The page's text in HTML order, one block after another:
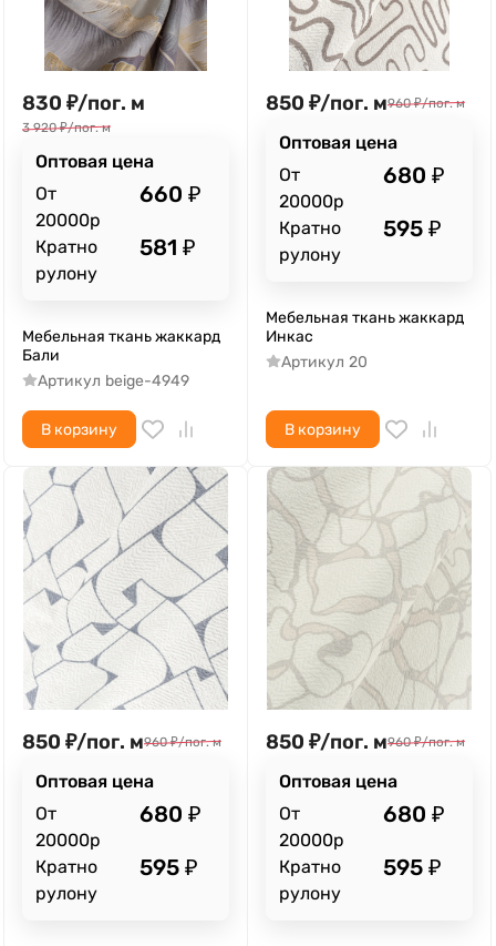
830 ₽/пог. м
3 920 ₽/пог. м
Оптовая цена
От
20000р
660 ₽
Кратно
рулону
581 ₽
Мебельная ткань жаккард
Бали
Артикул beige-4949
В корзину
850 ₽/пог. м960 ₽/пог. м
Оптовая цена
От
20000р
680 ₽
Кратно
рулону
595 ₽
Мебельная ткань жаккард
Инкас
Артикул 20
В корзину
850 ₽/пог. м960 ₽/пог. м
Оптовая цена
От
20000р
680 ₽
Кратно
рулону
595 ₽
850 ₽/пог. м960 ₽/пог. м
Оптовая цена
От
20000р
680 ₽
Кратно
рулону
595 ₽